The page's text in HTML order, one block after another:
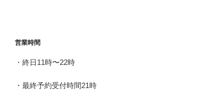
ン
営業時間
・終日11時〜22時
・最終予約受付時間21時